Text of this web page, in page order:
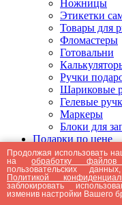
Ножницы
Этикетки
Товары для
Фломастеры
Готовальни
Ручки
Шариковые
Гелевые
Маркеры
Блоки для
Подарки по цене
Подарки от
Подарки до
Подарки до
Подарки до
Подарки до
Продолжая использовать
наобработку
пользовательских
Политикой
заблокировать
изменив настройки Вашего